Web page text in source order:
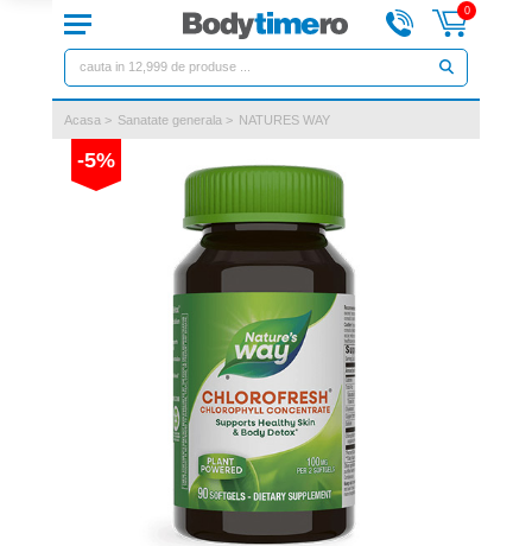
0
Acasa > Sanatate generala > NATURES WAY
-5%